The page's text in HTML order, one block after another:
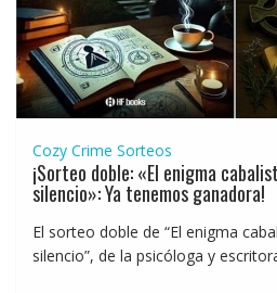
Cozy Crime Sorteos
¡Sorteo doble: «El enigma
silencio»: Ya tenemos ganadora!
El sorteo doble de “El enigma
silencio”, de la psicóloga y